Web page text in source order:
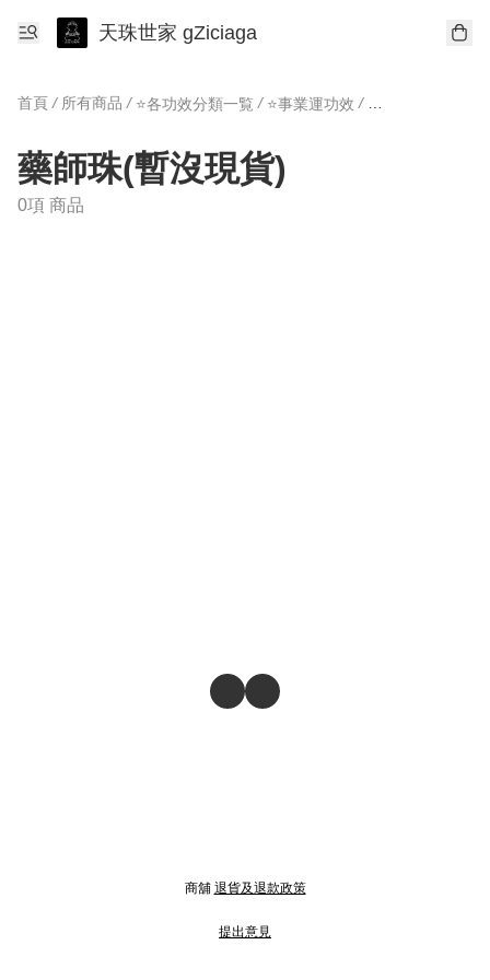
天珠世家 gZiciaga
首頁 / 所有商品 / ⭐️各功效分類一覧 / ⭐️事業運功效 / 藥師珠(暫沒現貨)
藥師珠(暫沒現貨)
0項 商品
商舖 退貨及退款政策
提出意見